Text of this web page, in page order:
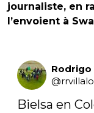
journaliste, en
l’envoient à
Rodrigo
@
Bielsa en